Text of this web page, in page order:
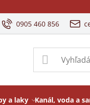
0905 460 856
a laky Kanál, voda a